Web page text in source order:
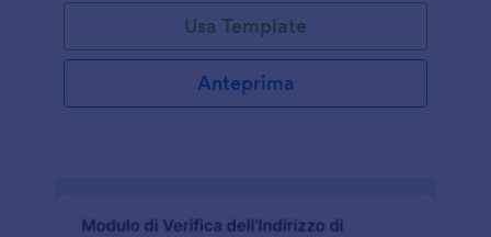
Usa Template
Anteprima